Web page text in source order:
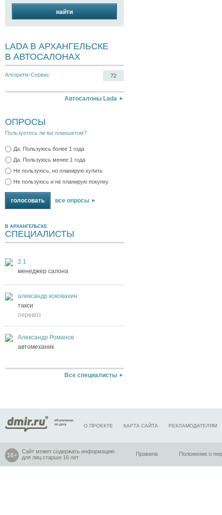
найти
LADA В АРХАНГЕЛЬСКЕ
В АВТОСАЛОНАХ
Алгоритм-Сервис 72
Автосалоны Lada
ОПРОСЫ
Пользуетесь ли вы планшетом?
Да. Пользуюсь более 1 года
Да. Пользуюсь менее 1 года
Не пользуюсь, но планирую купить
Не пользуюсь и не планирую покупку
все опросы
В АРХАНГЕЛЬСКЕ
СПЕЦИАЛИСТЫ
2 1
менеджер салона
александр коковахин
такси
перевоз
Александр Романов
автомеханик
Все специалисты
О ПРОЕКТЕ КАРТА САЙТА РЕКЛАМОДАТЕЛЯМ
Сайт может содержать информацию
для лиц старше 16 лет
Правила Положение о